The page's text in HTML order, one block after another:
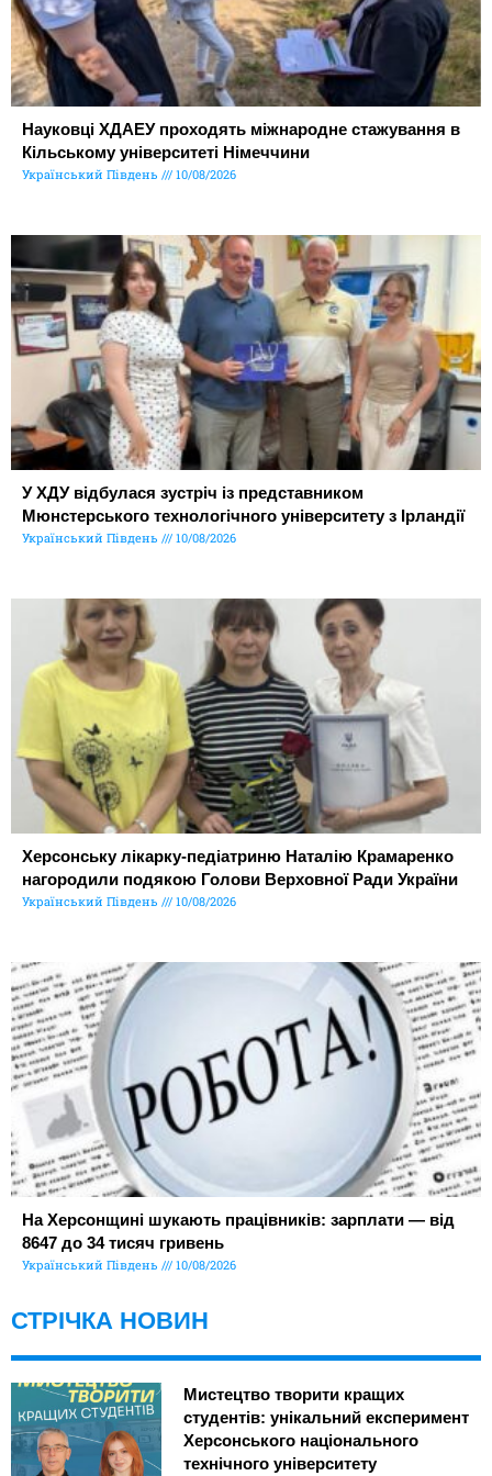
Науковці ХДАЕУ проходять міжнародне стажування в
Кільському університеті Німеччини
Український Південь 10/08/2026
У ХДУ відбулася зустріч із представником
Мюнстерського технологічного університету з Ірландії
Український Південь 10/08/2026
Херсонську лікарку-педіатриню Наталію Крамаренко
нагородили подякою Голови Верховної Ради України
Український Південь 10/08/2026
На Херсонщині шукають працівників: зарплати — від
8647 до 34 тисяч гривень
Український Південь 10/08/2026
СТРІЧКА НОВИН
Мистецтво творити кращих
студентів: унікальний експеримент
Херсонського національного
технічного університету